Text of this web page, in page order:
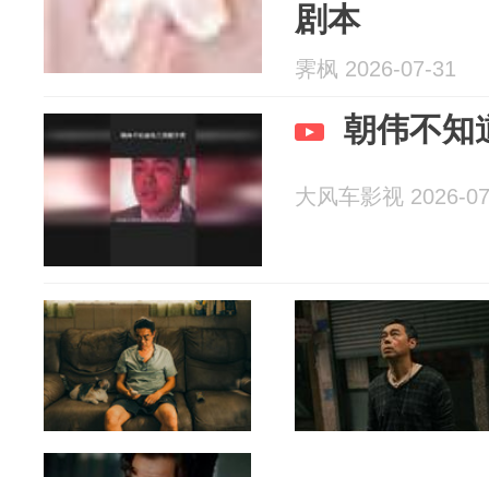
剧本
霁枫 2026-07-31
朝伟不知
大风车影视 2026-